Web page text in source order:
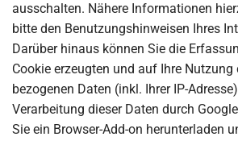
ausschalten. Nähere Informationen
bitte den Benutzungshinweisen Ihres
Darüber hinaus können Sie die
Cookie erzeugten und auf Ihre Nutzung
bezogenen Daten (inkl. Ihrer IP-
Verarbeitung dieser Daten durch
Sie ein Browser-Add-on herunterladen